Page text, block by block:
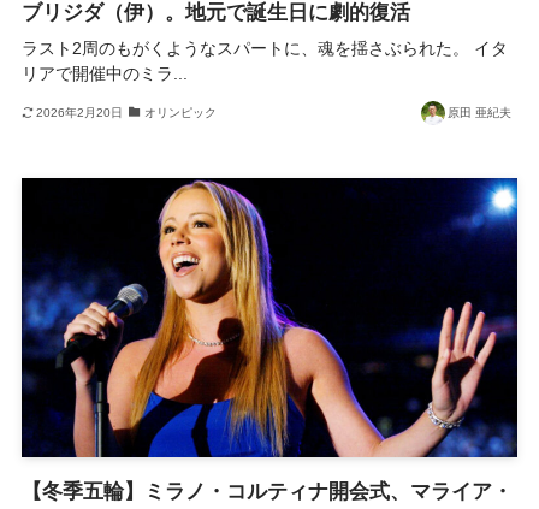
ブリジダ（伊）。地元で誕生日に劇的復活
ラスト2周のもがくようなスパートに、魂を揺さぶられた。 イタ
リアで開催中のミラ...
2026年2月20日 オリンピック 原田 亜紀夫
【冬季五輪】ミラノ・コルティナ開会式、マライア・